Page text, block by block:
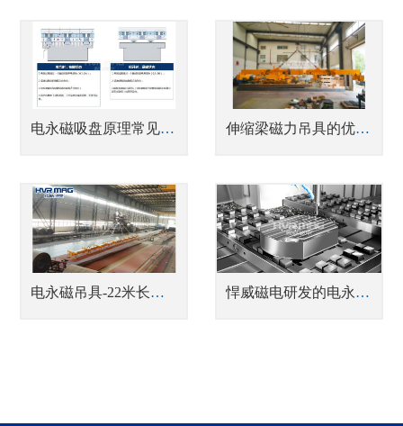
电永磁吸盘原理常见问题总结【详解】 伸缩梁磁力吊具的优势解析
电永磁吊具-22米长钢板吊装解决方案 悍威磁电研发的电永磁吸盘，将精加工效率提升60%